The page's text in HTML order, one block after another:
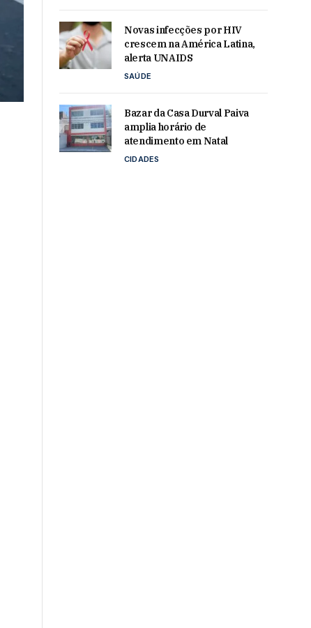
Novas infecções por HIV
crescem na América Latina,
alerta UNAIDS
SAÚDE
Bazar da Casa Durval Paiva
amplia horário de
atendimento em Natal
CIDADES